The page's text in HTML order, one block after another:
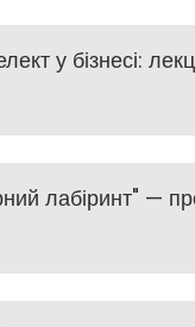
у бізнесі:
лабіринт" —